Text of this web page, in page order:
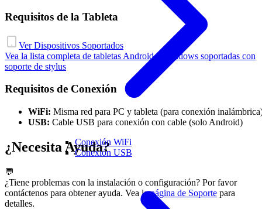
Conexión WiFi
Conexión USB
Requisitos de la Tableta
Ver Dispositivos Soportados
Vea la lista completa de tabletas Android y Windows soportadas con
soporte de stylus
Requisitos de Conexión
WiFi: Misma red para PC y tableta (para conexión
USB: Cable USB para conexión con cable (solo Android)
¿Necesita Ayuda?
💬
¿Tiene problemas con la instalación o configuración? Por favor
contáctenos para obtener ayuda. Vea lapágina de Soporte para
detalles.